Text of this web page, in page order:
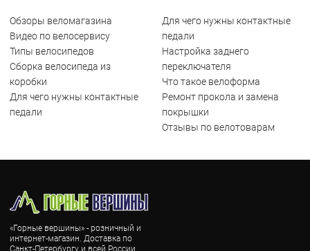
Обзоры веломагазина
Видео по велосервису
Типы велосипедов
Сборка велосипеда из
коробки
Для чего нужны контактные
педали
Для чего нужны контактные
педали
Настройка заднего
переключателя
Что такое велоформа
Ремонт прокола и замена
покрышки
Отзывы по велотоварам
«Горные вершины» - розничный и
интернет-магазин. Доставка по
Санкт-Петербургу и всей России.